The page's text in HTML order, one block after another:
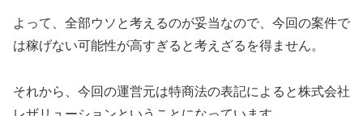
よって、全部ウソと考えるのが妥当なので、今回の案件で
は稼げない可能性が高すぎると考えざるを得ません。
それから、今回の運営元は特商法の表記によると株式会社